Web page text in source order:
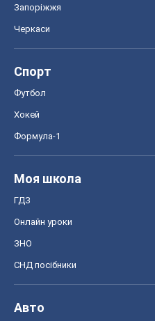
Запоріжжя
Черкаси
Спорт
Футбол
Хокей
Формула-1
Моя школа
ГДЗ
Онлайн уроки
ЗНО
СНД посібники
Авто